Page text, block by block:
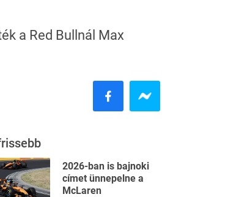
a Red Bullnál Max
2026-ban is bajnoki
címet ünnepelne a
McLaren